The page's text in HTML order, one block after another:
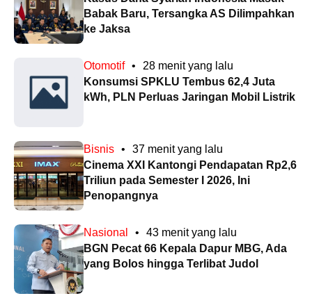
Babak Baru, Tersangka AS Dilimpahkan
ke Jaksa
Otomotif •
28 menit yang lalu
Konsumsi SPKLU Tembus 62,4 Juta
kWh, PLN Perluas Jaringan Mobil Listrik
Bisnis •
37 menit yang lalu
Cinema XXI Kantongi Pendapatan Rp2,6
Triliun pada Semester I 2026, Ini
Penopangnya
Nasional •
43 menit yang lalu
BGN Pecat 66 Kepala Dapur MBG, Ada
yang Bolos hingga Terlibat Judol